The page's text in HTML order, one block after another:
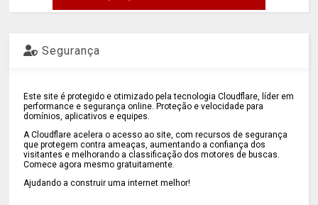
Segurança
Este site é protegido e otimizado pela tecnologia Cloudflare, líder em
performance e segurança online. Proteção e velocidade para
domínios, aplicativos e equipes.
A Cloudflare acelera o acesso ao site, com recursos de segurança
que protegem contra ameaças, aumentando a confiança dos
visitantes e melhorando a classificação dos motores de buscas.
Comece agora mesmo gratuitamente.
Ajudando a construir uma internet melhor!